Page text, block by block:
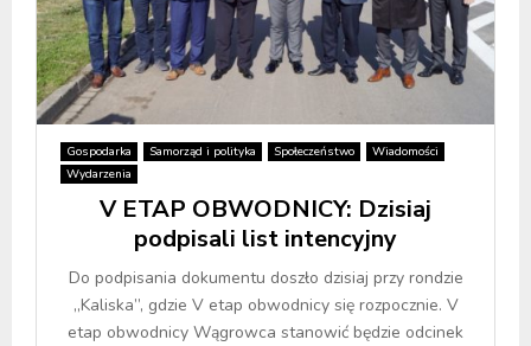
Gospodarka Samorząd i polityka Społeczeństwo
Wiadomości
Wydarzenia
V ETAP OBWODNICY: Dzisiaj
podpisali list intencyjny
Do podpisania dokumentu doszło dzisiaj przy rondzie
„Kaliska”, gdzie V etap obwodnicy się rozpocznie. V
etap obwodnicy Wągrowca stanowić będzie odcinek